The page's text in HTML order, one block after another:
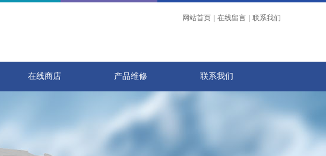
网站首页 在线留言 联系我们
在线商店 产品维修 联系我们